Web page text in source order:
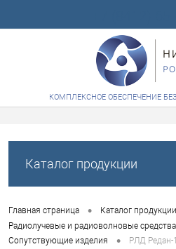
КОМПЛЕКСНОЕ ОБЕСПЕЧЕНИЕ
Каталог продукции
Главная страница • Каталог продукции
Радиолучевые и радиоволновые
Сопутствующие изделия • РЛД